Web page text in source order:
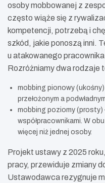
osoby mobbowanej z
często wiąże się z
kompetencji, potrzebą i
szkód, jakie ponoszą inni.
u atakowanego
Rozróżniamy dwa rodzaje
mobbing pionowy
przełożonym a
mobbing poziomy (prosty)
współpracownikami. W
więcej niż jednej osoby.
Projekt ustawy z 2025
pracy, przewiduje zmiany
Ustawodawca rezygnuje